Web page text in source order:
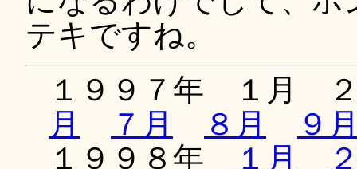
テキですね。
１９９７年 １月
月
７月 ８月
９
１９９８年
１月